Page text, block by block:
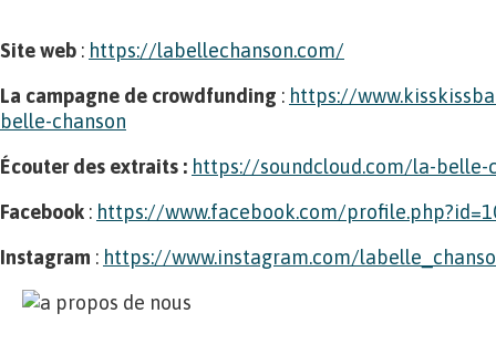
Site web : https://labellechanson.com/
La campagne de crowdfunding : https://
belle-chanson
Écouter des extraits : https://soundcloud.com/la-belle-
Facebook : https://www.facebook.com/
Instagram : https://www.instagram.com/